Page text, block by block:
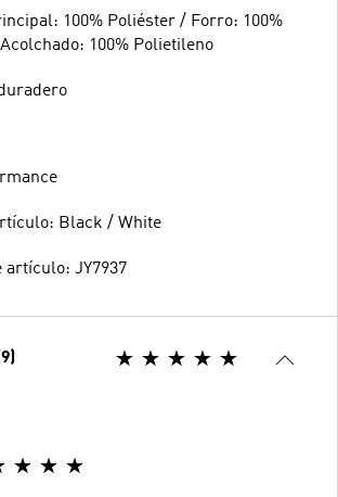
100% Poliéster / Forro: 100%
100% Polietileno
Black / White
artículo: JY7937